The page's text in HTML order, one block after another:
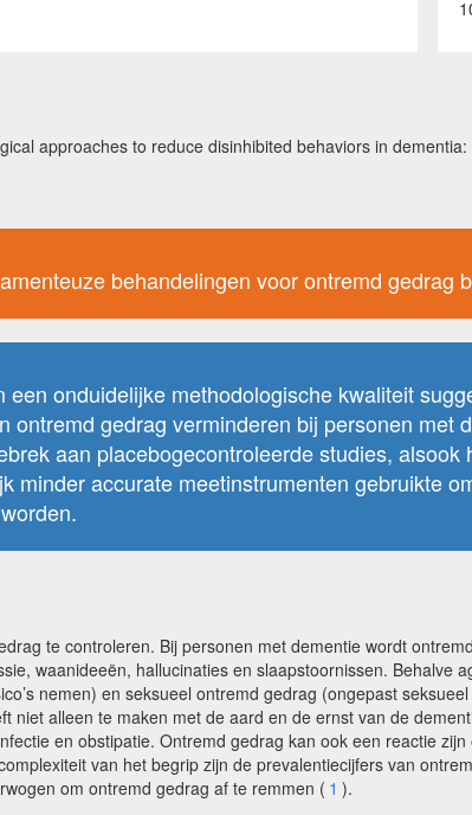
approaches to reduce disinhibited behaviors in
behandelingen voor ontremd gedrag
onduidelijke methodologische kwaliteit
gedrag verminderen bij personen met
aan placebogecontroleerde studies,
minder accurate meetinstrumenten gebruikte
te controleren. Bij personen met dementie wordt
waanideeën, hallucinaties en slaapstoornissen. Behalve
nemen) en seksueel ontremd gedrag (ongepast
niet alleen te maken met de aard en de ernst van de
en obstipatie. Ontremd gedrag kan ook een reactie
van het begrip zijn de prevalentiecijfers van
om ontremd gedrag af te remmen ( 1 ).